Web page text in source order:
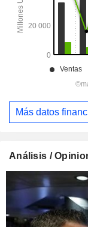
Más datos
Análisis /